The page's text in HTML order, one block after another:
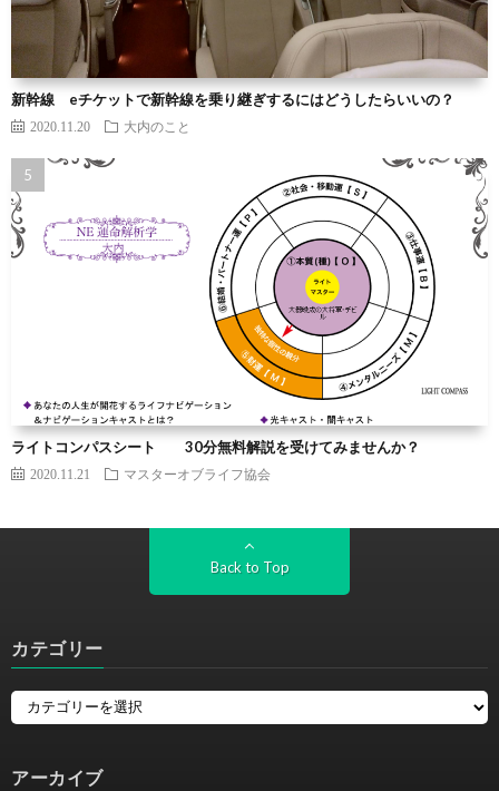
新幹線 eチケットで新幹線を乗り継ぎするにはどうしたらいいの？
2020.11.20 大内のこと
ライトコンパスシート 30分無料解説を受けてみませんか？
2020.11.21 マスターオブライフ協会
Back to Top
カテゴリー
アーカイブ